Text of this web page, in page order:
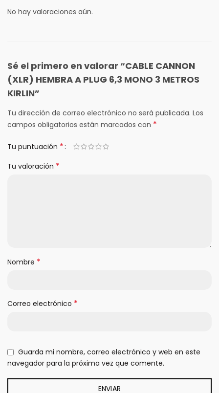
No hay valoraciones aún.
Sé el primero en valorar “CABLE CANNON
(XLR) HEMBRA A PLUG 6,3 MONO 3 METROS
KIRLIN”
Tu dirección de correo electrónico no será publicada. Los
campos obligatorios están marcados con *
Tu puntuación *
Tu valoración *
Nombre *
Correo electrónico *
Guarda mi nombre, correo electrónico y web en este
navegador para la próxima vez que comente.